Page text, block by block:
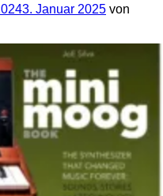
3. Januar 2025 von